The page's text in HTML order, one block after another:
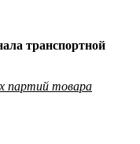
транспортной
партий товара